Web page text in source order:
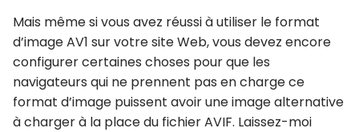
Mais même si vous avez réussi à utiliser le format
d’image AV1 sur votre site Web, vous devez encore
configurer certaines choses pour que les
navigateurs qui ne prennent pas en charge ce
format d’image puissent avoir une image alternative
à charger à la place du fichier AVIF. Laissez-moi